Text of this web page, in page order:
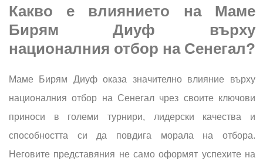
Какво е влиянието на Маме
Бирям Диуф върху
националния отбор на Сенегал?
Маме Бирям Диуф оказа значително влияние върху
националния отбор на Сенегал чрез своите ключови
приноси в големи турнири, лидерски качества и
способността си да повдига морала на отбора.
Неговите представяния не само оформят успехите на